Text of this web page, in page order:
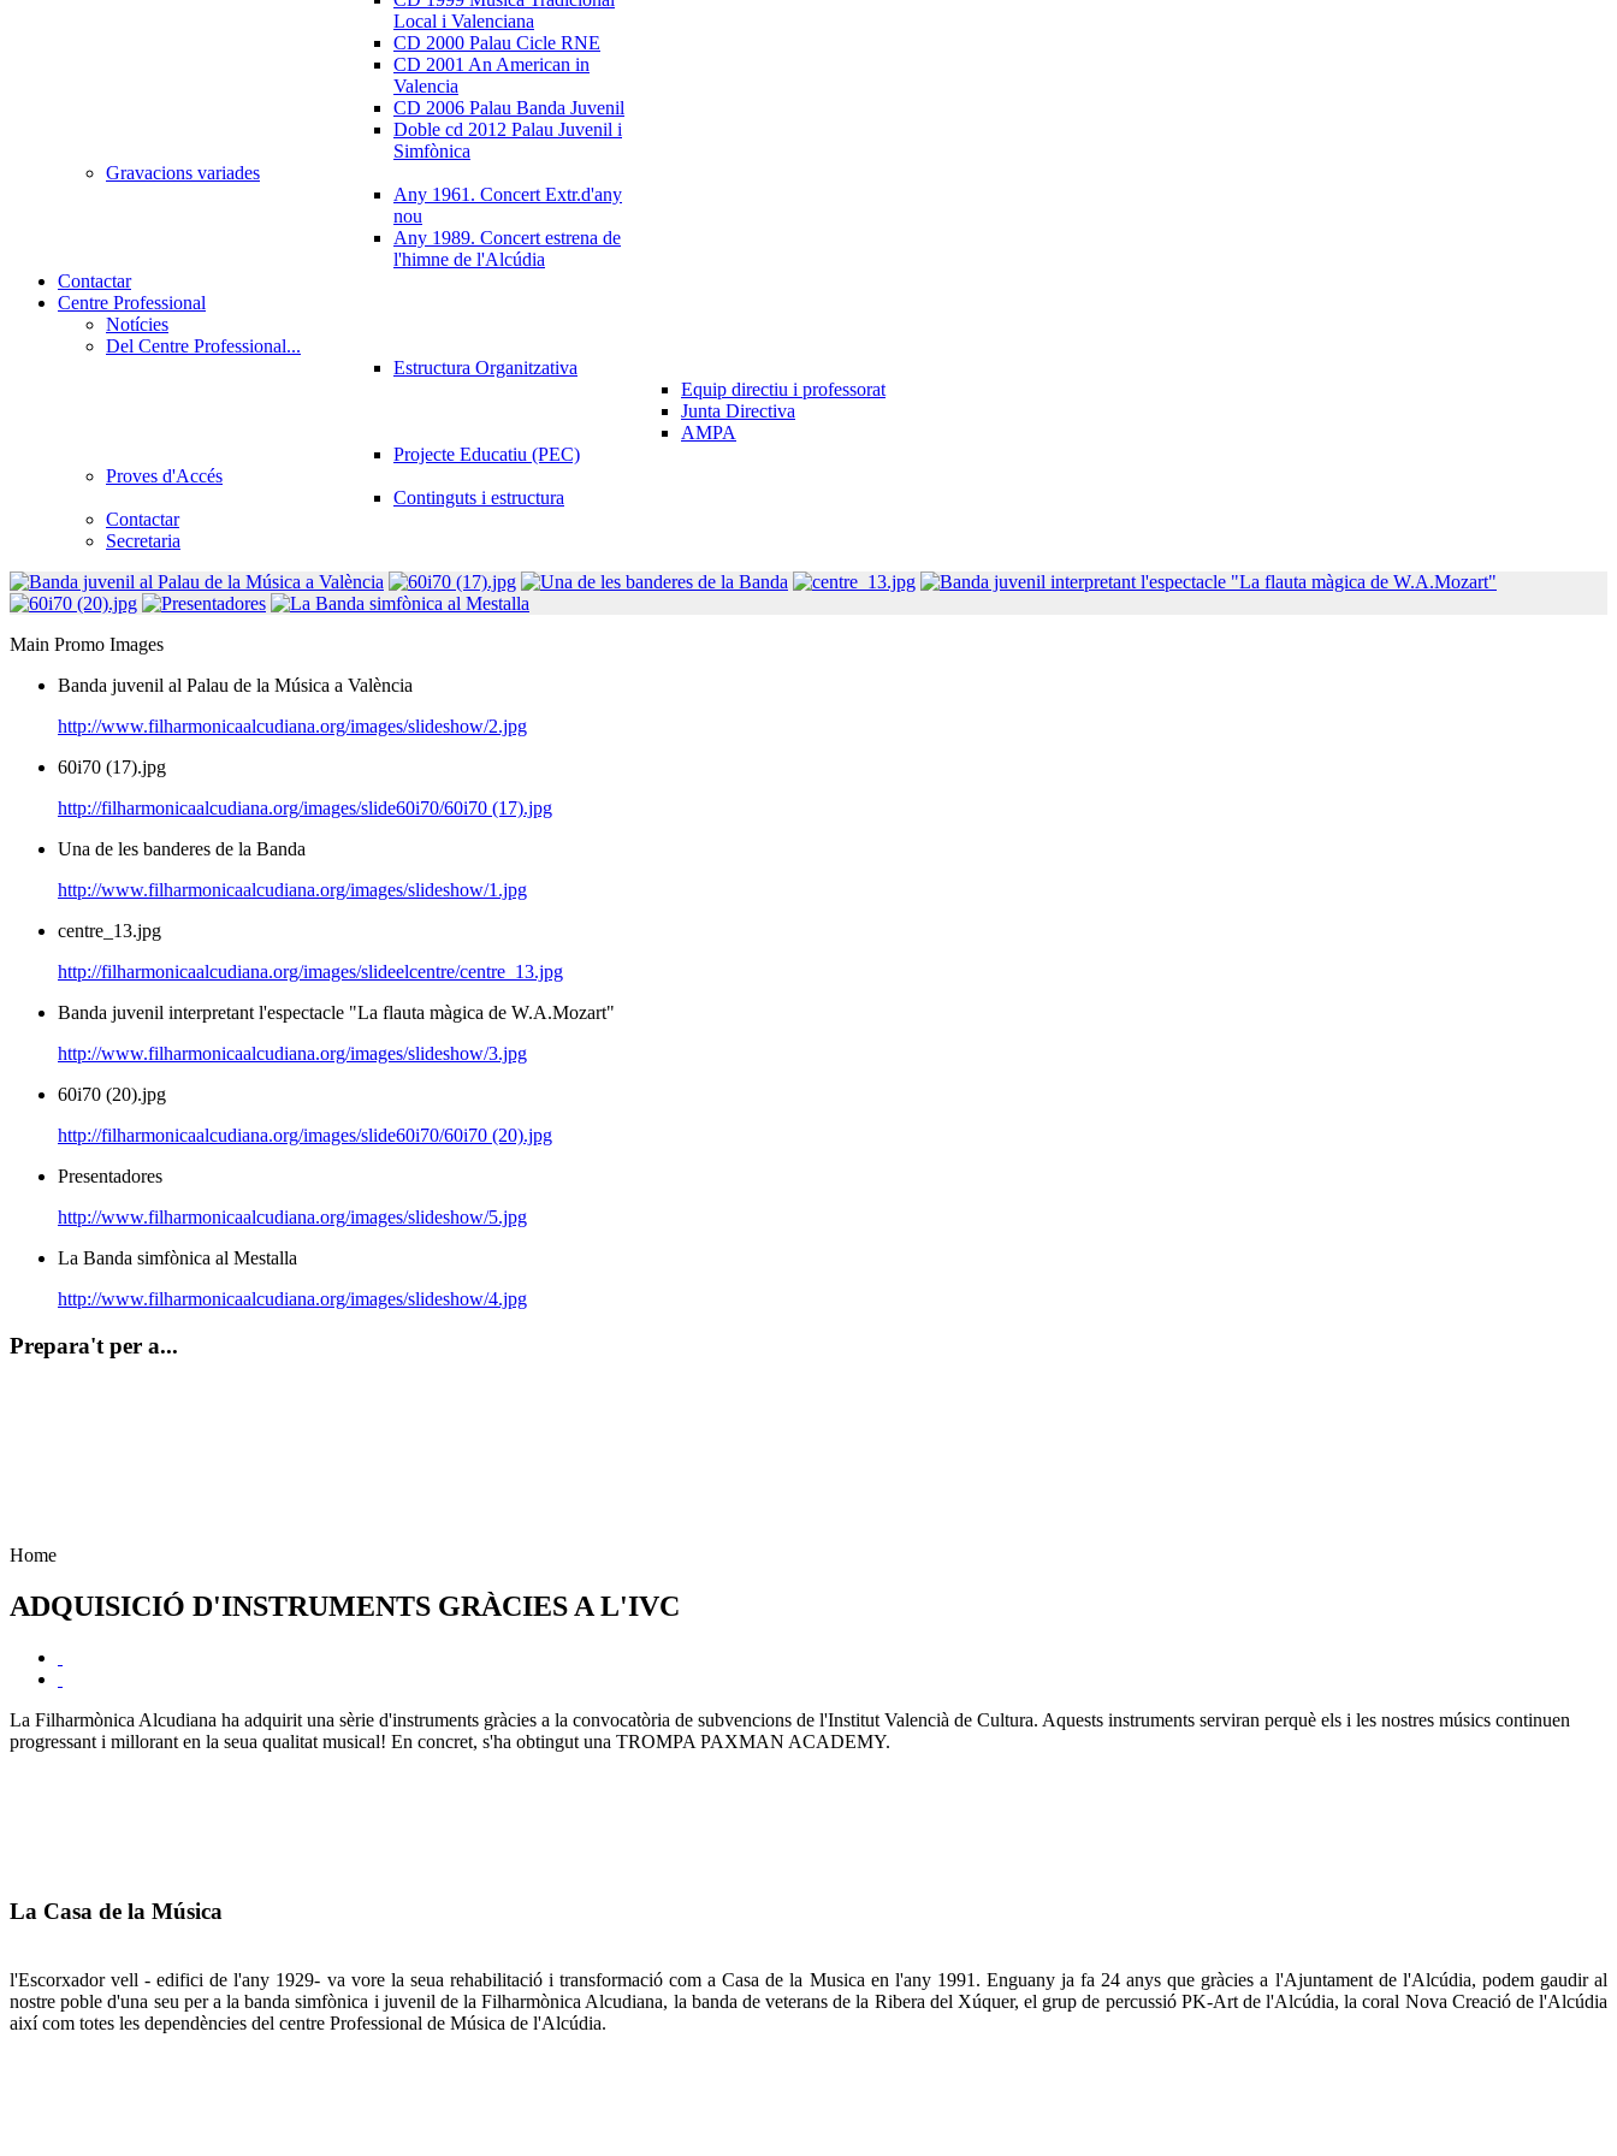
Local i Valenciana
CD 2000 Palau Cicle RNE
CD 2001 An American in
Valencia
CD 2006 Palau Banda Juvenil
Doble cd 2012 Palau Juvenil i
Simfònica
Gravacions variades
Any 1961. Concert Extr.d'any
nou
Any 1989. Concert estrena de
l'himne de l'Alcúdia
Contactar
Centre Professional
Notícies
Del Centre Professional...
Estructura Organitzativa
Equip directiu i professorat
Junta Directiva
AMPA
Projecte Educatiu (PEC)
Proves d'Accés
Continguts i estructura
Contactar
Secretaria
Main Promo Images
Banda juvenil al Palau de la Música a València
http://www.filharmonicaalcudiana.org/images/slideshow/2.jpg
60i70 (17).jpg
http://filharmonicaalcudiana.org/images/slide60i70/60i70 (17).jpg
Una de les banderes de la Banda
http://www.filharmonicaalcudiana.org/images/slideshow/1.jpg
centre_13.jpg
http://filharmonicaalcudiana.org/images/slideelcentre/centre_13.jpg
Banda juvenil interpretant l'espectacle "La flauta màgica de W.A.Mozart"
http://www.filharmonicaalcudiana.org/images/slideshow/3.jpg
60i70 (20).jpg
http://filharmonicaalcudiana.org/images/slide60i70/60i70 (20).jpg
Presentadores
http://www.filharmonicaalcudiana.org/images/slideshow/5.jpg
La Banda simfònica al Mestalla
http://www.filharmonicaalcudiana.org/images/slideshow/4.jpg
Prepara't per a...
Home
ADQUISICIÓ D'INSTRUMENTS GRÀCIES A L'IVC
La Filharmònica Alcudiana ha adquirit una sèrie d'instruments gràcies a la convocatòria de subvencions de l'Institut Valencià de Cultura. Aquests instruments serviran perquè els i les nostres músics continuen
progressant i millorant en la seua qualitat musical! En concret, s'ha obtingut una TROMPA PAXMAN ACADEMY.
La Casa de la Música
l'Escorxador vell - edifici de l'any 1929- va vore la seua rehabilitació i transformació com a Casa de la Musica en l'any 1991. Enguany ja fa 24 anys que gràcies a l'Ajuntament de l'Alcúdia, podem gaudir al
nostre poble d'una seu per a la banda simfònica i juvenil de la Filharmònica Alcudiana, la banda de veterans de la Ribera del Xúquer, el grup de percussió PK-Art de l'Alcúdia, la coral Nova Creació de l'Alcúdia
així com totes les dependències del centre Professional de Música de l'Alcúdia.